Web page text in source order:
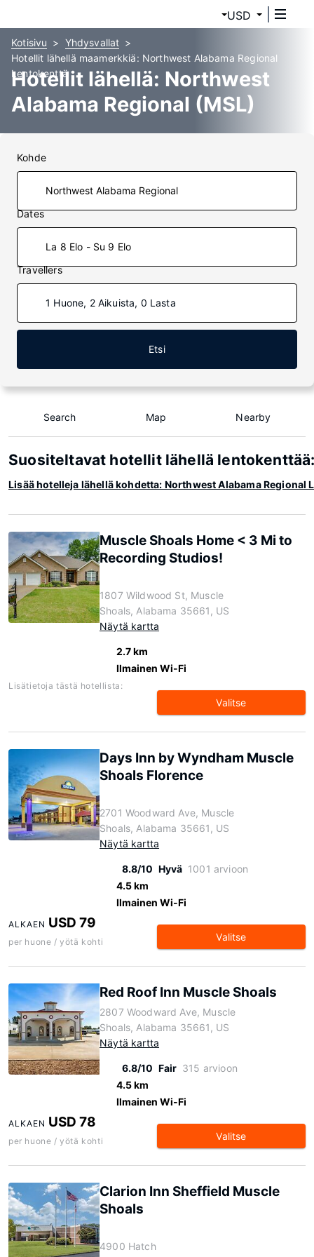
USD
Kotisivu
Yhdysvallat
Hotellit lähellä maamerkkiä: Northwest Alabama Regional
Lentokenttä
Hotellit lähellä: Northwest
Alabama Regional (MSL)
Kohde
Dates
La 8 Elo - Su 9 Elo
Travellers
1 Huone, 2 Aikuista, 0 Lasta
Etsi
Search Map Nearby
Suositeltavat hotellit lähellä
Lisää hotelleja lähellä kohdetta: Northwest Alabama Regional
Muscle Shoals Home < 3 Mi to
Recording Studios!
1807 Wildwood St, Muscle
Shoals, Alabama 35661, US
Näytä kartta
2.7 km
Ilmainen Wi-Fi
Lisätietoja tästä hotellista:
Valitse
Days Inn by Wyndham Muscle
Shoals Florence
2701 Woodward Ave, Muscle
Shoals, Alabama 35661, US
Näytä kartta
8.8/10 Hyvä 1001 arvioon
4.5 km
Ilmainen Wi-Fi
ALKAEN USD 79
per huone / yötä kohti Valitse
Red Roof Inn Muscle Shoals
2807 Woodward Ave, Muscle
Shoals, Alabama 35661, US
Näytä kartta
6.8/10 Fair 315 arvioon
4.5 km
Ilmainen Wi-Fi
ALKAEN USD 78
per huone / yötä kohti Valitse
Clarion Inn Sheffield Muscle
Shoals
4900 Hatch